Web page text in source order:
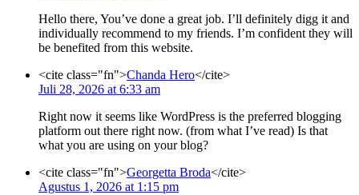
Hello there, You’ve done a great job. I’ll definitely digg it and
individually recommend to my friends. I’m confident they will
be benefited from this website.
<cite class="fn">Chanda Hero</cite>
Juli 28, 2026 at 6:33 am
Right now it seems like WordPress is the preferred blogging
platform out there right now. (from what I’ve read) Is that
what you are using on your blog?
<cite class="fn">Georgetta Broda</cite>
Agustus 1, 2026 at 1:15 pm